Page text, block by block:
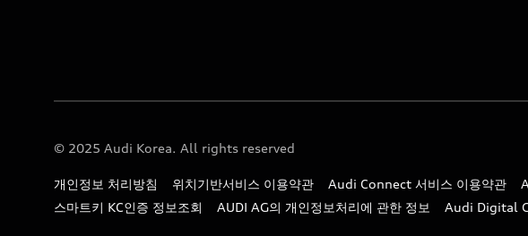
© 2025 Audi Korea. All rights reserved
개인정보 처리방침 위치기반서비스 이용약관 Audi Connect 서비스 이용약관
스마트키 KC인증 정보조회
AUDI AG의 개인정보처리에 관한 정보 Audi Digital